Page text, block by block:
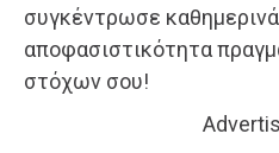
συγκέντρωσε
αποφασιστικότητα
στόχων σου!